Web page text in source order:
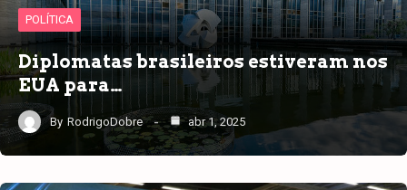
POLÍTICA
Diplomatas brasileiros estiveram nos
EUA para…
By RodrigoDobre abr 1, 2025